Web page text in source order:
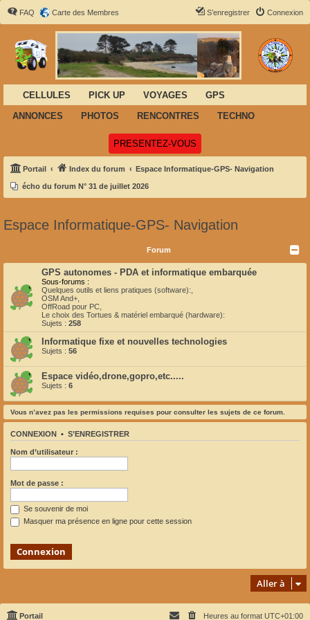
FAQ Carte des Membres Connexion
S’enregistrer
CELLULES PICK UP VOYAGES
GPS
ANNONCES
PHOTOS RENCONTRES TECHNO
PRESENTEZ-VOUS
Portail Index du forum Espace Informatique-GPS- Navigation
écho du forum N° 31 de juillet 2026
Espace Informatique-GPS- Navigation
Forum
GPS autonomes - PDA et informatique embarquée
Sous-forums :
Quelques outils et liens pratiques (software):
OSM And+
OffRoad pour PC
Le choix des Tortues & matériel embarqué (hardware):
Sujets : 258
Informatique fixe et nouvelles technologies
Sujets : 56
Espace vidéo,drone,gopro,etc.....
Sujets : 6
Vous n’avez pas les permissions requises pour consulter les sujets de ce forum.
CONNEXION • S’ENREGISTRER
Nom d’utilisateur :
Mot de passe :
Se souvenir de moi
Masquer ma présence en ligne pour cette session
Aller à
Portail Heures au format UTC+01:00